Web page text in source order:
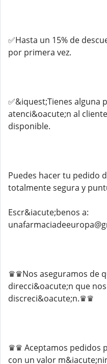
✅Hasta un 15% de
por primera vez.
✅&iquest;Tienes alguna
atenci&oacute;n al
disponible.
Puedes hacer tu pedido
totalmente segura y
Escr&iacute;benos a:
♛♛Nos aseguramos de
direcci&oacute;n que
discreci&oacute;n.♛♛
♛♛ Aceptamos pedidos
con un valor